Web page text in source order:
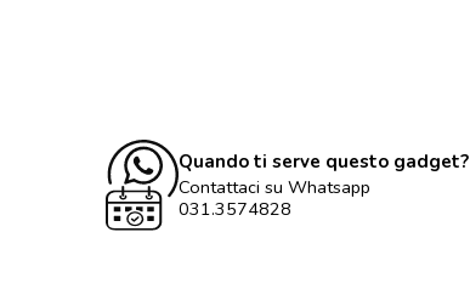
Quando ti serve questo gadget?
Contattaci su Whatsapp
031.3574828